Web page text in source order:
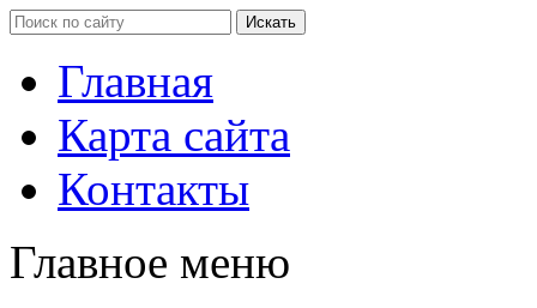
Главная
Карта сайта
Контакты
Главное меню